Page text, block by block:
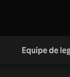
Equipe de